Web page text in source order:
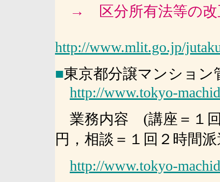
→ 区分所有法等の改
http://www.mlit.go.jp/
■東京都分譲マンショ
http://www.tokyo-
業務内容 (講座＝１回
円，相談＝１回２時間
http://www.tokyo-